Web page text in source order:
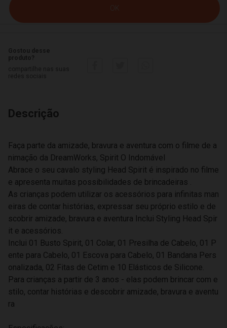
Descrição
Faça parte da amizade, bravura e aventura com o filme de a
nimação da DreamWorks, Spirit O Indomável
Abrace o seu cavalo styling Head Spirit é inspirado no filme
e apresenta muitas possibilidades de brincadeiras .
As crianças podem utilizar os acessórios para infinitas man
eiras de contar histórias, expressar seu próprio estilo e de
scobrir amizade, bravura e aventura Inclui Styling Head Spir
it e acessórios.
Inclui 01 Busto Spirit, 01 Colar, 01 Presilha de Cabelo, 01 P
ente para Cabelo, 01 Escova para Cabelo, 01 Bandana Pers
onalizada, 02 Fitas de Cetim e 10 Elásticos de Silicone.
Para crianças a partir de 3 anos - elas podem brincar com e
stilo, contar histórias e descobrir amizade, bravura e aventu
ra